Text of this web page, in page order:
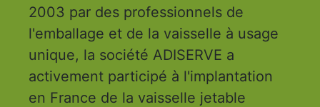
2003 par des professionnels de
l'emballage et de la vaisselle à usage
unique, la société ADISERVE a
activement participé à l'implantation
en France de la vaisselle jetable